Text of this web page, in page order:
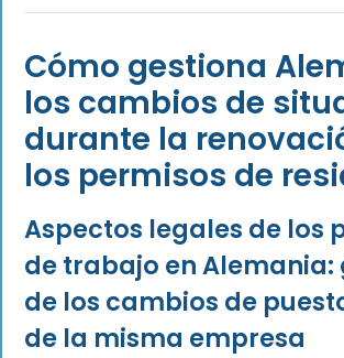
Cómo gestiona
los cambios de
durante la
los permisos de
Aspectos legales de los
de trabajo en Alemania:
de los cambios de
de la misma empresa